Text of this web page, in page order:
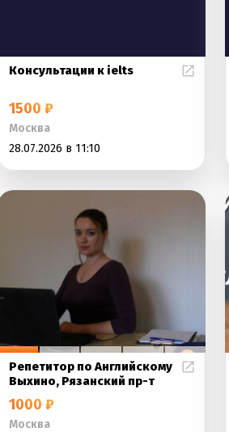
Консультации к ielts
1500 ₽
Москва
28.07.2026 в 11:10
Репетитор по Английскому
Выхино, Рязанский пр-т
1000 ₽
Москва